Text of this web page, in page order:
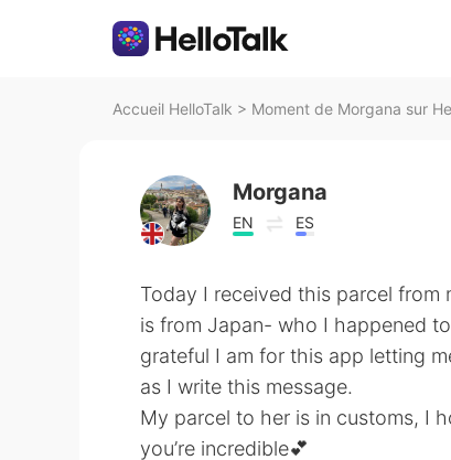
Accueil HelloTalk > Moment de Morgana sur
Morgana
EN ES
Today I received this parcel from
is from Japan- who I happened
grateful I am for this app letting
as I write this message.
My parcel to her is in customs, I
you’re incredible💕